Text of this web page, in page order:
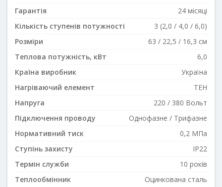
Гарантія
24 місяці
Кількість ступенів потужності
3 (2,0 / 4,0 / 6,0)
Розміри
63 / 22,5 / 16,3 см
Теплова потужність, кВт
6,0
Країна виробник
Україна
Нагріваючий елемент
ТЕН
Напруга
220 / 380 Вольт
Підключення проводу
Однофазне / Трифазне
Нормативний тиск
0,2 МПа
Ступінь захисту
IP22
Термін служби
10 років
Теплообмінник
Оцинкована сталь